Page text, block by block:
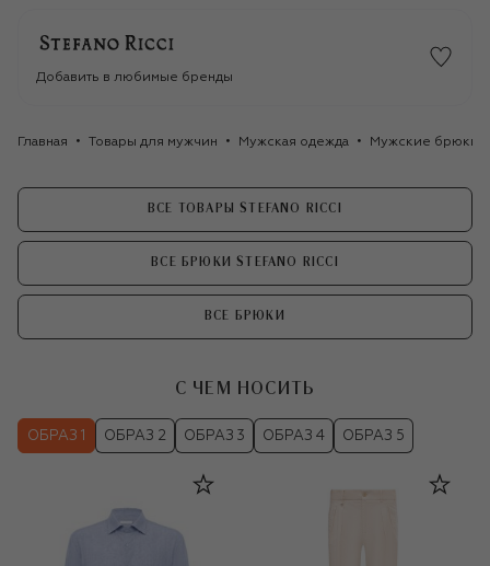
Добавить в любимые бренды
Главная Товары для мужчин Мужская одежда Мужские брюки
ВСЕ ТОВАРЫ STEFANO RICCI
ВСЕ БРЮКИ STEFANO RICCI
ВСЕ БРЮКИ
С ЧЕМ НОСИТЬ
ОБРАЗ 1 ОБРАЗ 2 ОБРАЗ 3 ОБРАЗ 4 ОБРАЗ 5